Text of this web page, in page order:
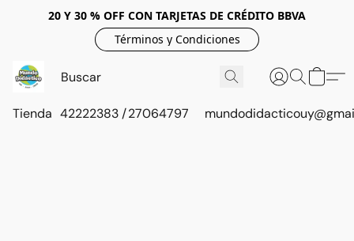
20 Y 30 % OFF CON TARJETAS DE CRÉDITO BBVA
Términos y Condiciones
Tienda 42222383 / 27064797